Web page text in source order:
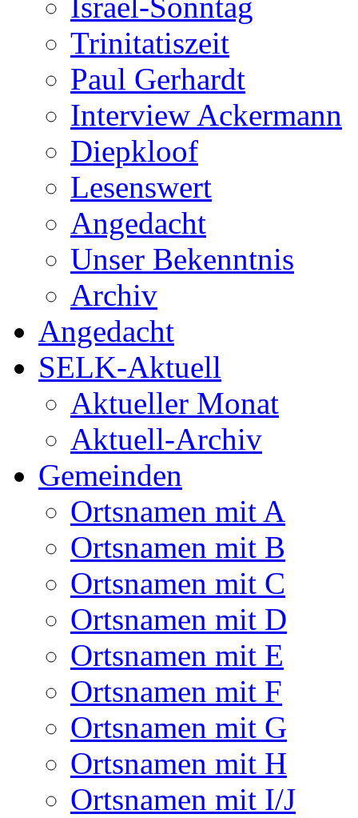
Trinitatiszeit
Paul Gerhardt
Interview Ackermann
Diepkloof
Lesenswert
Angedacht
Unser Bekenntnis
Archiv
Angedacht
SELK-Aktuell
Aktueller Monat
Aktuell-Archiv
Gemeinden
Ortsnamen mit A
Ortsnamen mit B
Ortsnamen mit C
Ortsnamen mit D
Ortsnamen mit E
Ortsnamen mit F
Ortsnamen mit G
Ortsnamen mit H
Ortsnamen mit I/J